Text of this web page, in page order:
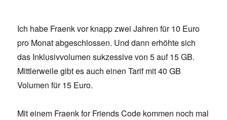
Ich habe Fraenk vor knapp zwei Jahren für 10 Euro
pro Monat abgeschlossen. Und dann erhöhte sich
das Inklusivvolumen sukzessive von 5 auf 15 GB.
Mittlerweile gibt es auch einen Tarif mit 40 GB
Volumen für 15 Euro.
Mit einem Fraenk for Friends Code kommen noch mal